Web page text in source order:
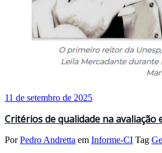
11 de setembro de 2025
Critérios de qualidade na
PorPedro Andretta em Informe-CI Tag